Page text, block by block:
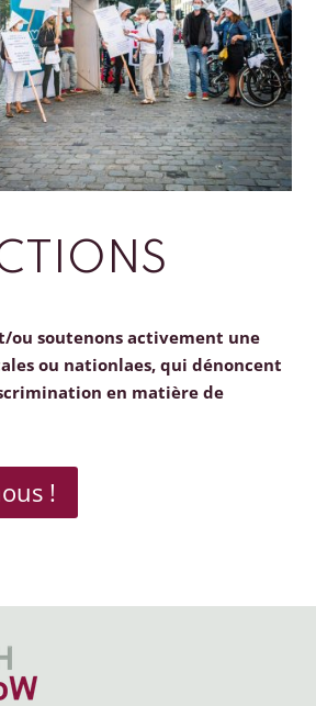
ou soutenons activement une
ou nationlaes, qui dénoncent
en matière de
!